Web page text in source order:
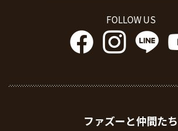
FOLLOW US
ファズーと仲間たち